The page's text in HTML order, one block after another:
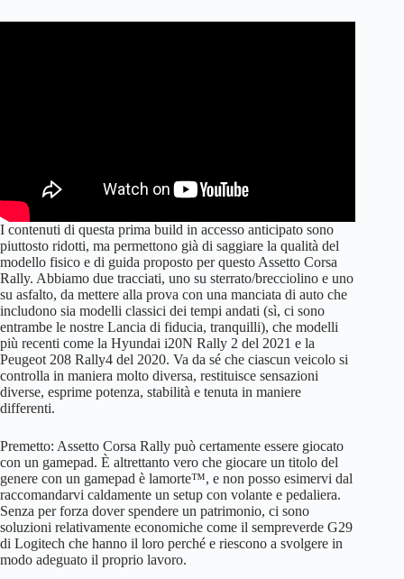
I contenuti di questa prima build in accesso anticipato sono
piuttosto ridotti, ma permettono già di saggiare la qualità del
modello fisico e di guida proposto per questo Assetto Corsa
Rally. Abbiamo due tracciati, uno su sterrato/brecciolino e uno
su asfalto, da mettere alla prova con una manciata di auto che
includono sia modelli classici dei tempi andati (sì, ci sono
entrambe le nostre Lancia di fiducia, tranquilli), che modelli
più recenti come la Hyundai i20N Rally 2 del 2021 e la
Peugeot 208 Rally4 del 2020. Va da sé che ciascun veicolo si
controlla in maniera molto diversa, restituisce sensazioni
diverse, esprime potenza, stabilità e tenuta in maniere
differenti.
Premetto: Assetto Corsa Rally può certamente essere giocato
con un gamepad. È altrettanto vero che giocare un titolo del
genere con un gamepad è lamorte™, e non posso esimervi dal
raccomandarvi caldamente un setup con volante e pedaliera.
Senza per forza dover spendere un patrimonio, ci sono
soluzioni relativamente economiche come il sempreverde G29
di Logitech che hanno il loro perché e riescono a svolgere in
modo adeguato il proprio lavoro.